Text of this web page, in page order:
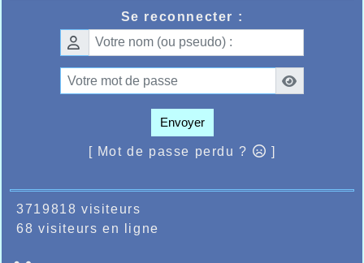
salle sur le 800m à Gand, quoi de plus
normal pour cette athlète qui défendait pour
le coup les couleurs de son club Belge de
Waregem, Maaike qui devait mener
l’équivalent de 550m de l’épreuve devait se
faire déborder à l’amorce du dernier tour,
une belle médaille d’argent avec la seconde
place en 2mn11’’28 à un peu plus d’une
seconde de son record.
Se reconnecter :
Envoyer
[ Mot de passe perdu ? ]
3719818 visiteurs
68 visiteurs en ligne